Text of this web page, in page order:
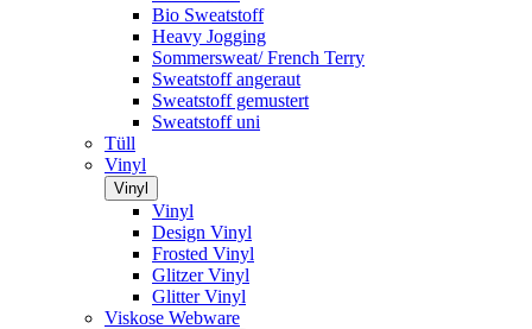
Bio Sweatstoff
Heavy Jogging
Sommersweat/ French Terry
Sweatstoff angeraut
Sweatstoff gemustert
Sweatstoff uni
Tüll
Vinyl
Vinyl
Vinyl
Design Vinyl
Frosted Vinyl
Glitzer Vinyl
Glitter Vinyl
Viskose Webware